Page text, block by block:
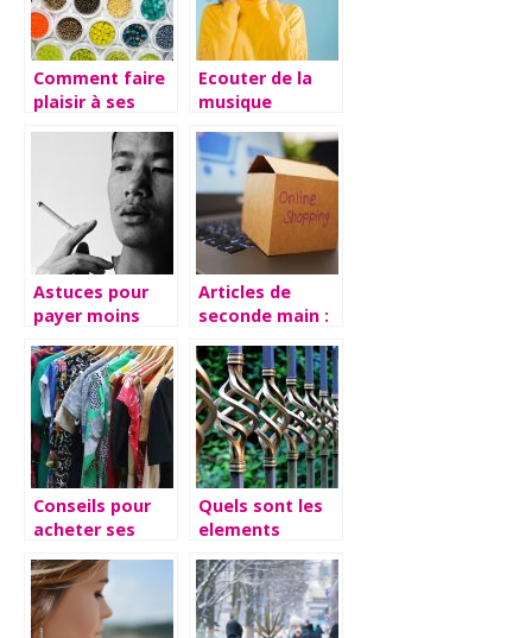
Comment faire
plaisir à ses
Ecouter de la
musique
son casque
audio
Astuces pour
payer moins
consommation
de nicotine.
Articles de
seconde main :
acheter et
vendre
Conseils pour
acheter ses
Quels sont les
elements
a votre jardin ?